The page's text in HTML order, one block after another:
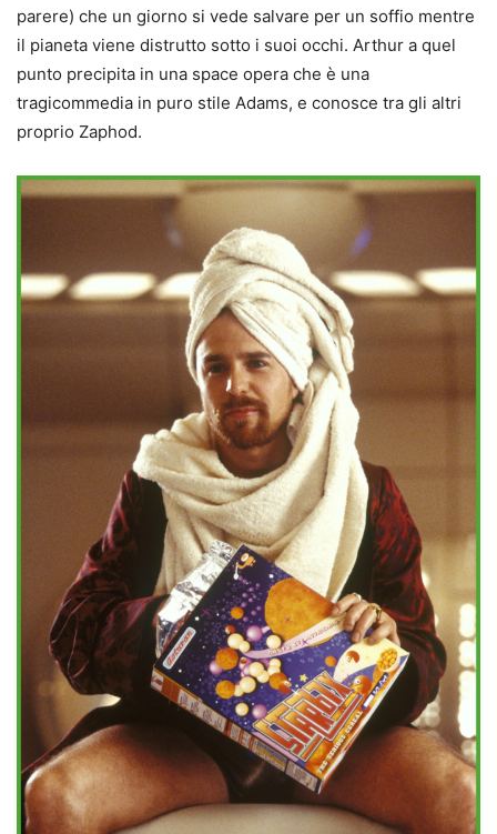
parere) che un giorno si vede salvare per un soffio mentre
il pianeta viene distrutto sotto i suoi occhi. Arthur a quel
punto precipita in una space opera che è una
tragicommedia in puro stile Adams, e conosce tra gli altri
proprio Zaphod.